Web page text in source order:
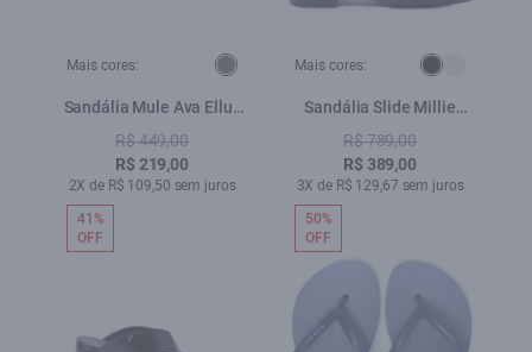
Mais cores:
Sandália Mule Ava Ellus
Prata
R$ 449,00
R$ 219,00
2X de R$ 109,50 sem juros
Mais cores:
Sandália Slide Millie
Preto
R$ 789,00
R$ 389,00
3X de R$ 129,67 sem juros
41%
OFF
50%
OFF